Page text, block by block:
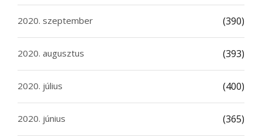
2020. szeptember (390)
2020. augusztus (393)
2020. július (400)
2020. június (365)